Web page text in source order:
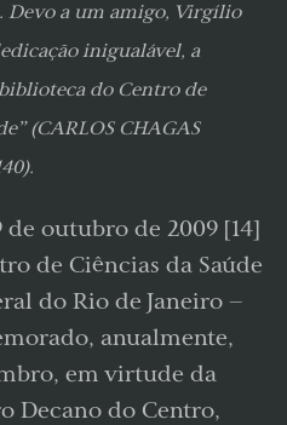
Devo a um amigo, Virgílio
inigualável, a
do Centro de
(CARLOS CHAGAS
de outubro de 2009 [14]
de Ciências da Saúde
do Rio de Janeiro –
anualmente,
em virtude da
Decano do Centro,